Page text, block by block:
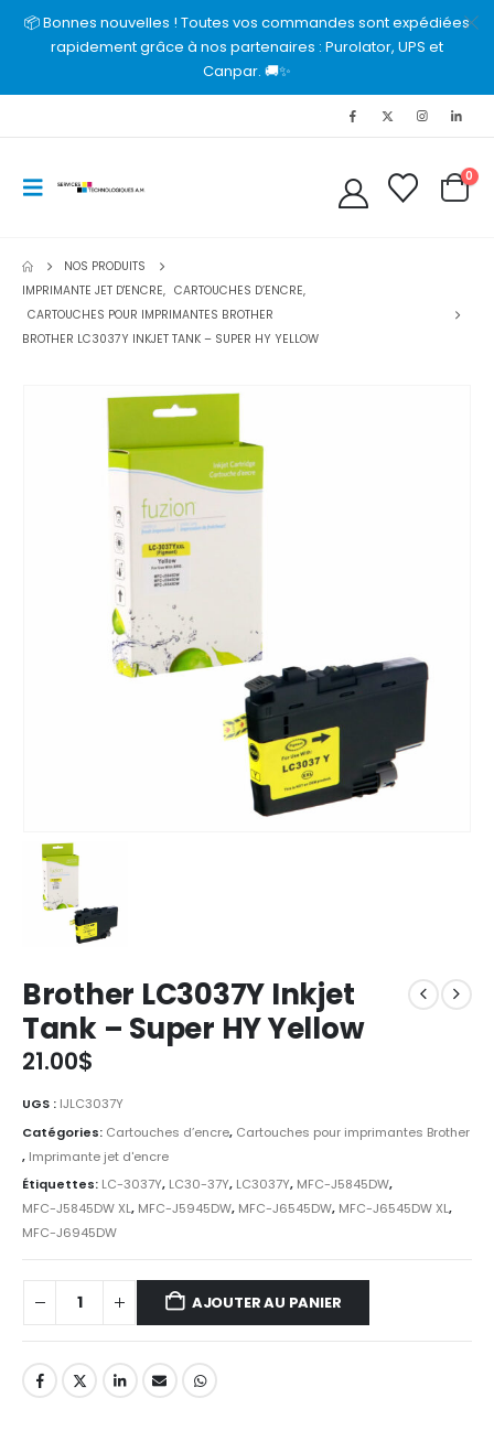
📦 Bonnes nouvelles ! Toutes vos commandes sont expédiées
rapidement grâce à nos partenaires : Purolator, UPS et
Canpar. 🚚✨
0
NOS PRODUITS
IMPRIMANTE JET D'ENCRE, CARTOUCHES D’ENCRE,
CARTOUCHES POUR IMPRIMANTES BROTHER
BROTHER LC3037Y INKJET TANK – SUPER HY YELLOW
Brother LC3037Y Inkjet
Tank – Super HY Yellow
21.00$
UGS : IJLC3037Y
Catégories: Cartouches d’encre, Cartouches pour imprimantes Brother
, Imprimante jet d'encre
Étiquettes: LC-3037Y, LC30-37Y, LC3037Y, MFC-J5845DW,
MFC-J5845DW XL, MFC-J5945DW, MFC-J6545DW, MFC-J6545DW XL,
MFC-J6945DW
AJOUTER AU PANIER